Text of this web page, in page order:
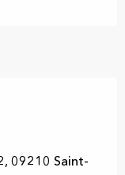
09210 Saint-